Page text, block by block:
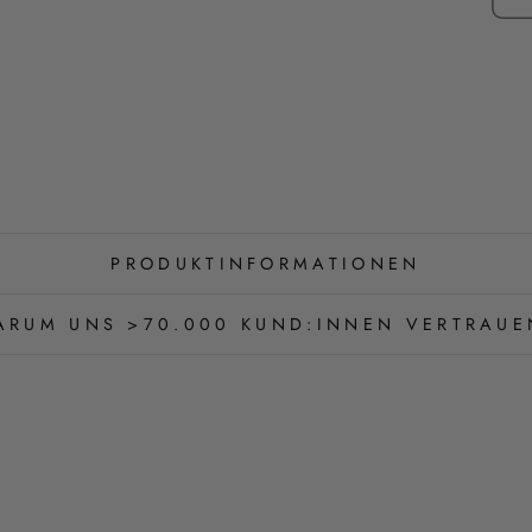
PRODUKTINFORMATIONEN
UNS >70.000 KUND:INNEN